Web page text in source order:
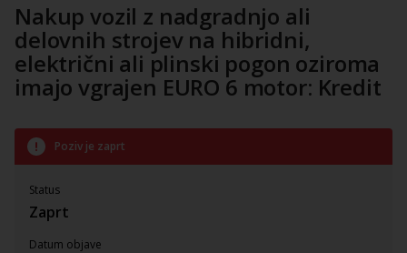
Nakup vozil z nadgradnjo ali
delovnih strojev na hibridni,
električni ali plinski pogon oziroma
imajo vgrajen EURO 6 motor: Kredit
Poziv je zaprt
Status
Zaprt
Datum objave